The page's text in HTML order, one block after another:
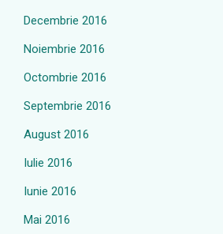
Decembrie 2016
Noiembrie 2016
Octombrie 2016
Septembrie 2016
August 2016
Iulie 2016
Iunie 2016
Mai 2016